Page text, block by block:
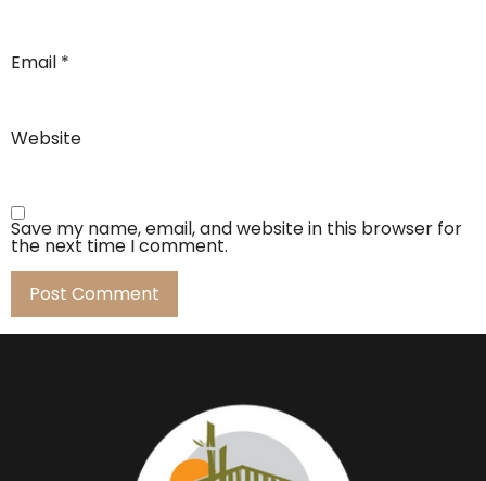
Email *
Website
Save my name, email, and website in this browser for
the next time I comment.